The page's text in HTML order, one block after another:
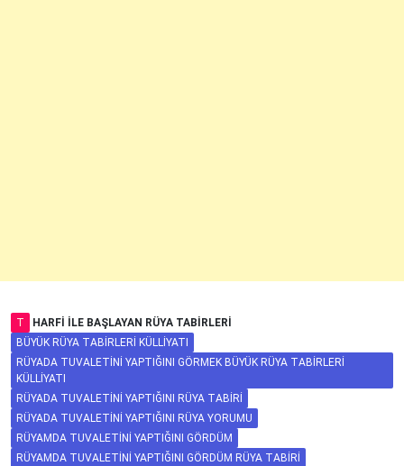
T
HARFI ILE BAŞLAYAN RÜYA TABIRLERI
BÜYÜK RÜYA TABIRLERI KÜLLIYATI
RÜYADA TUVALETINI YAPTIĞINI GÖRMEK BÜYÜK RÜYA TABIRLERI
KÜLLIYATI
RÜYADA TUVALETINI YAPTIĞINI RÜYA TABIRI
RÜYADA TUVALETINI YAPTIĞINI RÜYA YORUMU
RÜYAMDA TUVALETINI YAPTIĞINI GÖRDÜM
RÜYAMDA TUVALETINI YAPTIĞINI GÖRDÜM RÜYA TABIRI